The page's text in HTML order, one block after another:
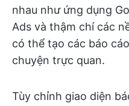
nhau như ứng dụng
Ads và thậm chí các
có thể tạo các báo
chuyện trực quan.
Tùy chỉnh giao diện